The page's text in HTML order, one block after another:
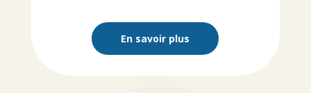
En savoir plus